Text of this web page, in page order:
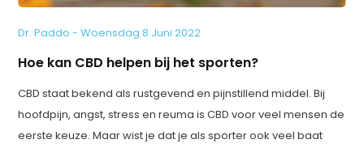
Dr. Paddo - Woensdag 8 Juni 2022
Hoe kan CBD helpen bij het sporten?
CBD staat bekend als rustgevend en pijnstillend middel. Bij
hoofdpijn, angst, stress en reuma is CBD voor veel mensen de
eerste keuze. Maar wist je dat je als sporter ook veel baat